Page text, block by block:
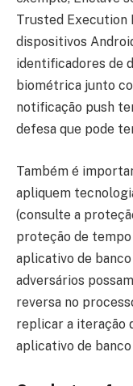
Trusted Execution
dispositivos
identificadores de
biométrica junto
notificação push
defesa que pode
Também é
apliquem
(consulte a
proteção de tempo
aplicativo de
adversários
reversa no
replicar a iteração
aplicativo de